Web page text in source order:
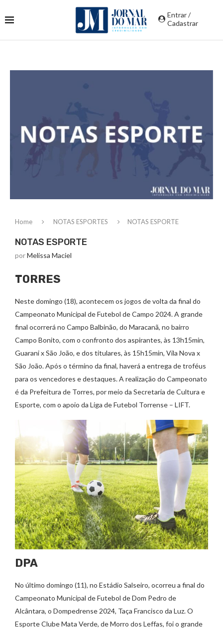
Entrar /
Cadastrar
Home NOTAS ESPORTES NOTAS ESPORTE
NOTAS ESPORTE
porMelissa Maciel
TORRES
Neste domingo (18), acontecem os jogos de volta da final do
Campeonato Municipal de Futebol de Campo 2024. A grande
final ocorrerá no Campo Balbinão, do Maracanã, no bairro
Campo Bonito, com o confronto dos aspirantes, às 13h15min,
Guarani x São João, e dos titulares, às 15h15min, Vila Nova x
São João. Após o término da final, haverá a entrega de troféus
para os vencedores e destaques. A realização do Campeonato
é da Prefeitura de Torres, por meio da Secretaria de Cultura e
Esporte, com o apoio da Liga de Futebol Torrense – LIFT.
DPA
No último domingo (11), no Estádio Salseiro, ocorreu a final do
Campeonato Municipal de Futebol de Dom Pedro de
Alcântara, o Dompedrense 2024, Taça Francisco da Luz. O
Esporte Clube Mata Verde, de Morro dos Leffas, foi o grande